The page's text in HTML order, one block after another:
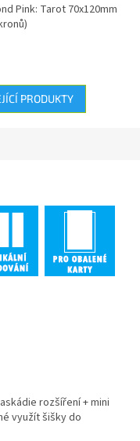
Pink: Tarot 70x120mm
PRODUKTY
rozšíření + mini
využít šišky do